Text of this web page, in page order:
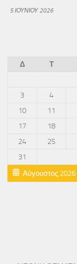
5 ΙΟΥΝΊΟΥ 2026
Αύγουστος 2026
Δ Τ
3
4
10
11
17
18
24
25
31